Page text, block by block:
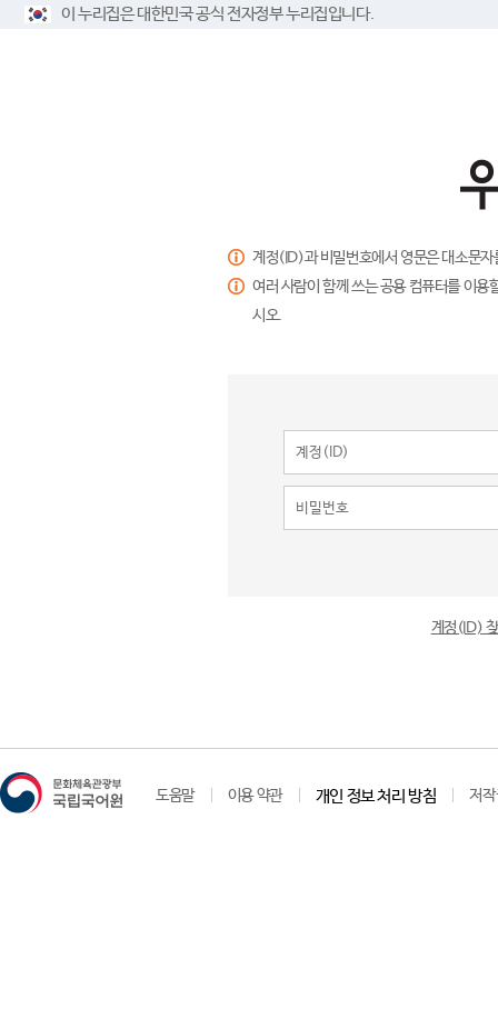
이 누리집은 대한민국 공식 전자정부 누리집입니다.
계정(ID)과 비밀번호에서 영문은 대소문
여러 사람이 함께 쓰는 공용 컴퓨터를 이
시오.
계정(ID)
도움말 이용 약관 개인 정보 처리 방침 저